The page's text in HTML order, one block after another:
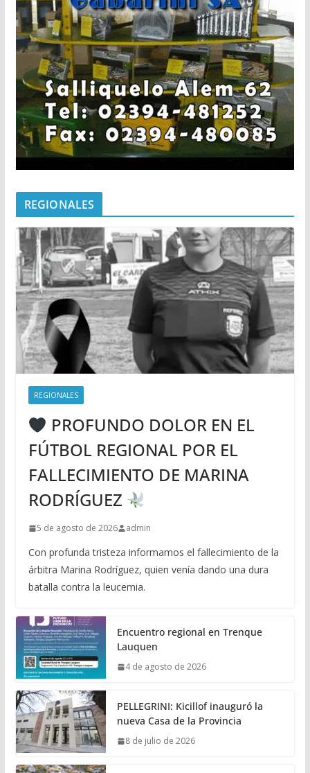
REGIONALES
REGIONALES
PROFUNDO DOLOR EN EL
FÚTBOL REGIONAL POR EL
FALLECIMIENTO DE MARINA
RODRÍGUEZ
5 de agosto de 2026 admin
Con profunda tristeza informamos el fallecimiento de la
árbitra Marina Rodríguez, quien venía dando una dura
batalla contra la leucemia.
Encuentro regional en Trenque
Lauquen
4 de agosto de 2026
PELLEGRINI: Kicillof inauguró la
nueva Casa de la Provincia
8 de julio de 2026